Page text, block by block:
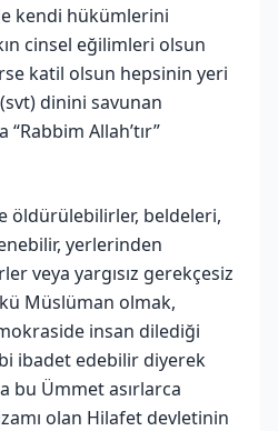
kendi hükümlerini
cinsel eğilimleri olsun
katil olsun hepsinin yeri
(svt) dinini savunan
“Rabbim Allah’tır”
öldürülebilirler, beldeleri,
yerlerinden
veya yargısız gerekçesiz
Müslüman olmak,
insan dilediği
ibadet edebilir diyerek
bu Ümmet asırlarca
olan Hilafet devletinin